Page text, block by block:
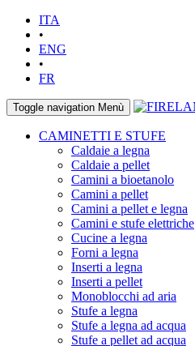
ITA
•
ENG
•
FR
Toggle navigation Menù
CAMINETTI E STUFE
Caldaie a legna
Caldaie a pellet
Camini a bioetanolo
Camini a pellet
Camini a pellet e legna
Camini e stufe elettriche
Cucine a legna
Forni a legna
Inserti a legna
Inserti a pellet
Monoblocchi ad aria
Stufe a legna
Stufe a legna ad acqua
Stufe a pellet ad acqua